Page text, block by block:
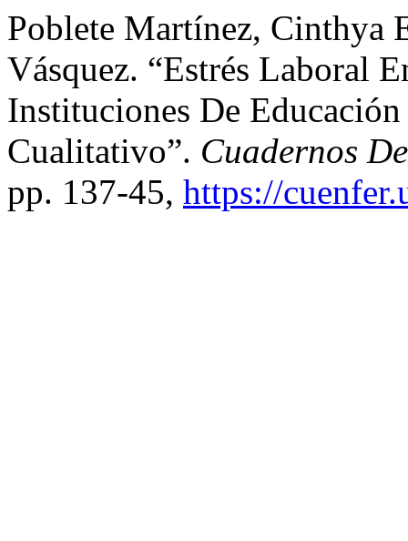
Poblete Martínez, Cinthya
Vásquez. “Estrés Laboral
Instituciones De
Cualitativo”. Cuadernos
pp. 137-45, https://